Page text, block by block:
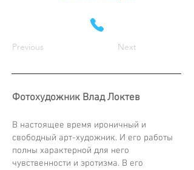
Previous Next
Фотохудожник Влад Локтев
В настоящее время ироничный и
свободный арт-художник. И его работы
полны характерной для него
чувственности и эротизма. В его